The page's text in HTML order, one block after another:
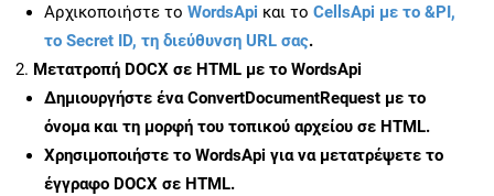
Αρχικοποιήστε το WordsApi και το CellsApi με το &PI,
το Secret ID, τη διεύθυνση URL σας.
Μετατροπή DOCX σε HTML με το WordsApi
Δημιουργήστε έναConvertDocumentRequest με το
όνομα και τη μορφή του τοπικού αρχείου σε HTML.
Χρησιμοποιήστε το WordsApi για να μετατρέψετε το
έγγραφο DOCX σε HTML.